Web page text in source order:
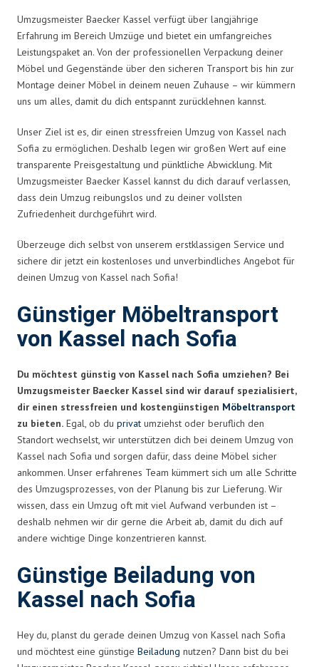
Umzugsmeister Baecker Kassel verfügt über langjährige
Erfahrung im Bereich Umzüge und bietet ein umfangreiches
Leistungspaket an. Von der professionellen Verpackung deiner
Möbel und Gegenstände über den sicheren Transport bis hin zur
Montage deiner Möbel in deinem neuen Zuhause – wir kümmern
uns um alles, damit du dich entspannt zurücklehnen kannst.
Unser Ziel ist es, dir einen stressfreien Umzug von Kassel nach
Sofia zu ermöglichen. Deshalb legen wir großen Wert auf eine
transparente Preisgestaltung und pünktliche Abwicklung. Mit
Umzugsmeister Baecker Kassel kannst du dich darauf verlassen,
dass dein Umzug reibungslos und zu deiner vollsten
Zufriedenheit durchgeführt wird.
Überzeuge dich selbst von unserem erstklassigen Service und
sichere dir jetzt ein kostenloses und unverbindliches Angebot für
deinen Umzug von Kassel nach Sofia!
Günstiger Möbeltransport
von Kassel nach Sofia
Du möchtest günstig von Kassel nach Sofia umziehen? Bei
Umzugsmeister Baecker Kassel sind wir darauf spezialisiert,
dir einen stressfreien und kostengünstigen Möbeltransport
zu bieten. Egal, ob du privat umziehst oder beruflich den
Standort wechselst, wir unterstützen dich bei deinem Umzug von
Kassel nach Sofia und sorgen dafür, dass deine Möbel sicher
ankommen. Unser erfahrenes Team kümmert sich um alle Schritte
des Umzugsprozesses, von der Planung bis zur Lieferung. Wir
wissen, dass ein Umzug oft mit viel Aufwand verbunden ist –
deshalb nehmen wir dir gerne die Arbeit ab, damit du dich auf
andere wichtige Dinge konzentrieren kannst.
Günstige Beiladung von
Kassel nach Sofia
Hey du, planst du gerade deinen Umzug von Kassel nach Sofia
und möchtest eine günstige Beiladung nutzen? Dann bist du bei